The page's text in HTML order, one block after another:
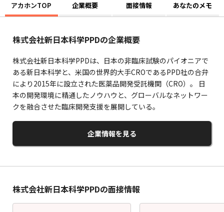
アカホンTOP 企業概要 面接情報 あなたのメモ
株式会社新日本科学PPDの企業概要
株式会社新日本科学PPDは、日本の非臨床試験のパイオニアで
ある新日本科学と、米国の世界的大手CROであるPPD社の合弁
により2015年に設立された医薬品開発受託機関（CRO）。 日
本の開発環境に精通したノウハウと、グローバルなネットワー
クを融合させた臨床開発支援を展開している。
企業情報を見る
株式会社新日本科学PPDの面接情報